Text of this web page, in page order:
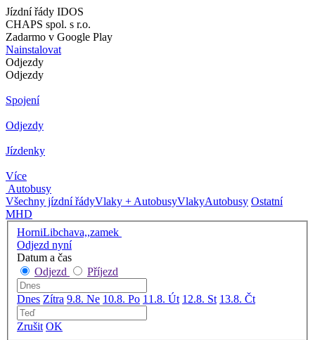
Jízdní řády IDOS
CHAPS spol. s r.o.
Zadarmo v Google Play
Nainstalovat
Odjezdy
Odjezdy
Spojení
Odjezdy
Jízdenky
Více
Autobusy
Všechny jízdní řádyVlaky + AutobusyVlakyAutobusy Ostatní
MHD
HorniLibchava,,zamek
Odjezd nyní
Datum a čas
Odjezd
Příjezd
Dnes Zítra 9.8. Ne 10.8. Po 11.8. Út 12.8. St 13.8. Čt
Zrušit OK